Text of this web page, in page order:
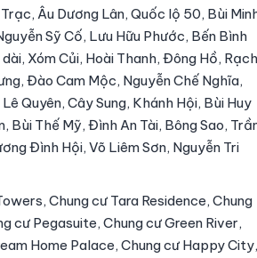
Âu Dương Lân, Quốc lộ 50, Bùi
Sỹ Cố, Lưu Hữu Phước, Bến Bình
Xóm Củi, Hoài Thanh, Đông Hồ, Rạch
Đào Cam Mộc, Nguyễn Chế Nghĩa,
Quyên, Cây Sung, Khánh Hội, Bùi Huy
Bùi Thế Mỹ, Đình An Tài, Bông Sao,
Đình Hội, Võ Liêm Sơn, Nguyễn Tri
Chung cư Tara Residence, Chung
cư Pegasuite, Chung cư Green River,
Home Palace, Chung cư Happy City,